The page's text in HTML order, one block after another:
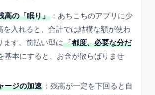
高の「眠り」 ：あちこちのアプリに少
を入れると、合計では結構な額が使わ
ます。前払い型は「都度、必要な分だ
基本にすると、お金が散らばりませ
ージの加速 ：残高が一定を下回ると自